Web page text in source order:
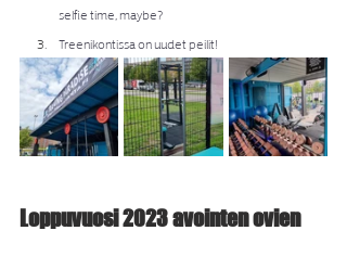
selfie time, maybe?
Treenikontissa on uudet peilit!
Loppuvuosi 2023 avointen ovien